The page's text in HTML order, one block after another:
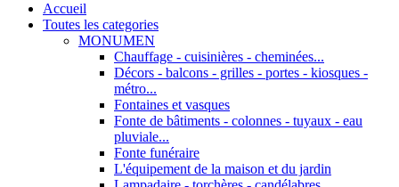
Accueil
Toutes les categories
MONUMEN
Chauffage - cuisinières - cheminées...
Décors - balcons - grilles - portes - kiosques -
métro...
Fontaines et vasques
Fonte de bâtiments - colonnes - tuyaux - eau
pluviale...
Fonte funéraire
L'équipement de la maison et du jardin